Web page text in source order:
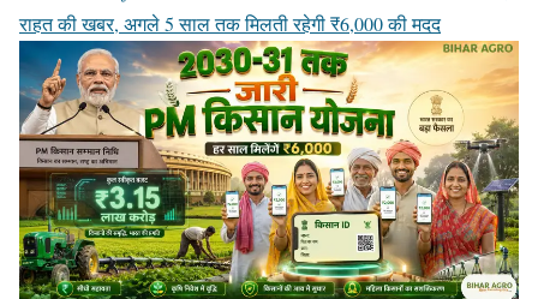
राहत की खबर, अगले 5 साल तक मिलती रहेगी ₹6,000 की मदद